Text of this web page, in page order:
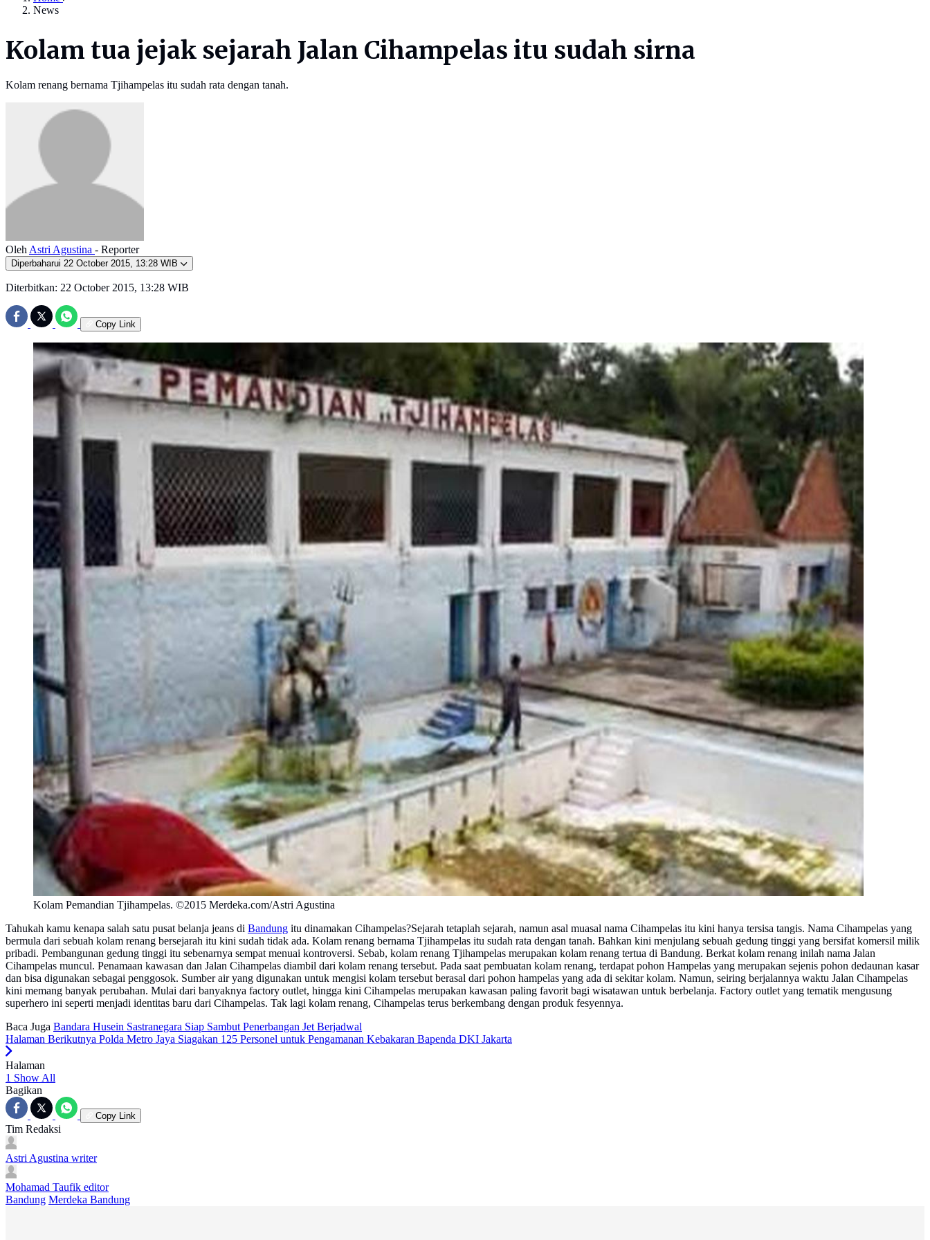
News
Kolam tua jejak sejarah Jalan Cihampelas itu sudah sirna
Kolam renang bernama Tjihampelas itu sudah rata dengan tanah.
Oleh Astri Agustina - Reporter
Diperbaharui 22 October 2015, 13:28 WIB
Diterbitkan: 22 October 2015, 13:28 WIB
Copy Link
Kolam Pemandian Tjihampelas. ©2015 Merdeka.com/Astri Agustina
Tahukah kamu kenapa salah satu pusat belanja jeans di Bandung itu dinamakan Cihampelas?Sejarah tetaplah sejarah, namun asal muasal nama Cihampelas itu kini hanya tersisa tangis. Nama Cihampelas yang
bermula dari sebuah kolam renang bersejarah itu kini sudah tidak ada. Kolam renang bernama Tjihampelas itu sudah rata dengan tanah. Bahkan kini menjulang sebuah gedung tinggi yang bersifat komersil milik
pribadi. Pembangunan gedung tinggi itu sebenarnya sempat menuai kontroversi. Sebab, kolam renang Tjihampelas merupakan kolam renang tertua di Bandung. Berkat kolam renang inilah nama Jalan
Cihampelas muncul. Penamaan kawasan dan Jalan Cihampelas diambil dari kolam renang tersebut. Pada saat pembuatan kolam renang, terdapat pohon Hampelas yang merupakan sejenis pohon dedaunan kasar
dan bisa digunakan sebagai penggosok. Sumber air yang digunakan untuk mengisi kolam tersebut berasal dari pohon hampelas yang ada di sekitar kolam. Namun, seiring berjalannya waktu Jalan Cihampelas
kini memang banyak perubahan. Mulai dari banyaknya factory outlet, hingga kini Cihampelas merupakan kawasan paling favorit bagi wisatawan untuk berbelanja. Factory outlet yang tematik mengusung
superhero ini seperti menjadi identitas baru dari Cihampelas. Tak lagi kolam renang, Cihampelas terus berkembang dengan produk fesyennya.
Baca Juga Bandara Husein Sastranegara Siap Sambut Penerbangan Jet Berjadwal
Halaman Berikutnya Polda Metro Jaya Siagakan 125 Personel untuk Pengamanan Kebakaran Bapenda DKI Jakarta
Halaman
1 Show All
Bagikan
Copy Link
Tim Redaksi
Astri Agustina writer
Mohamad Taufik editor
Bandung Merdeka Bandung